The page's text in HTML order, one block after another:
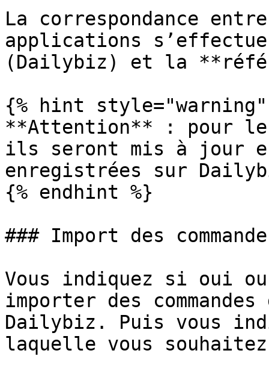
La correspondance
applications
(Dailybiz) et la
{% hint style="warning"
**Attention** : pour
ils seront mis à jour
enregistrées sur
{% endhint %}
### Import des
Vous indiquez si oui ou
importer des
Dailybiz. Puis vous
laquelle vous